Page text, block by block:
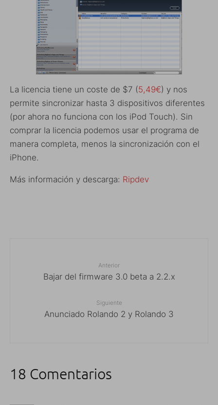
La licencia tiene un coste de $7 (5,49€) y nos
permite sincronizar hasta 3 dispositivos diferentes
(por ahora no funciona con los iPod Touch). Sin
comprar la licencia podemos usar el programa de
manera completa, menos la sincronización con el
iPhone.
Más información y descarga: Ripdev
Anterior
Bajar del firmware 3.0 beta a 2.2.x
Siguiente
Anunciado Rolando 2 y Rolando 3
18 Comentarios